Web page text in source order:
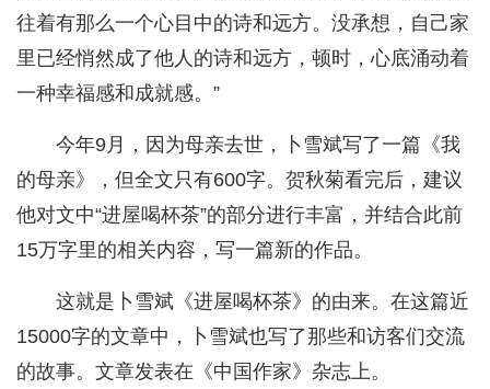
往着有那么一个心目中的诗和远方。没承想，自己家
里已经悄然成了他人的诗和远方，顿时，心底涌动着
一种幸福感和成就感。”
今年9月，因为母亲去世，卜雪斌写了一篇《我
的母亲》，但全文只有600字。贺秋菊看完后，建议
他对文中“进屋喝杯茶”的部分进行丰富，并结合此前
15万字里的相关内容，写一篇新的作品。
这就是卜雪斌《进屋喝杯茶》的由来。在这篇近
15000字的文章中，卜雪斌也写了那些和访客们交流
的故事。文章发表在《中国作家》杂志上。